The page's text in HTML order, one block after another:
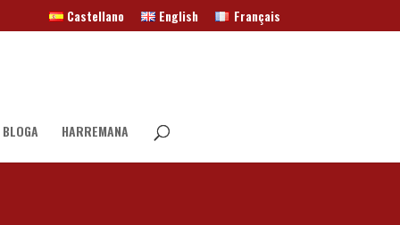
Castellano English Français
HARREMANA